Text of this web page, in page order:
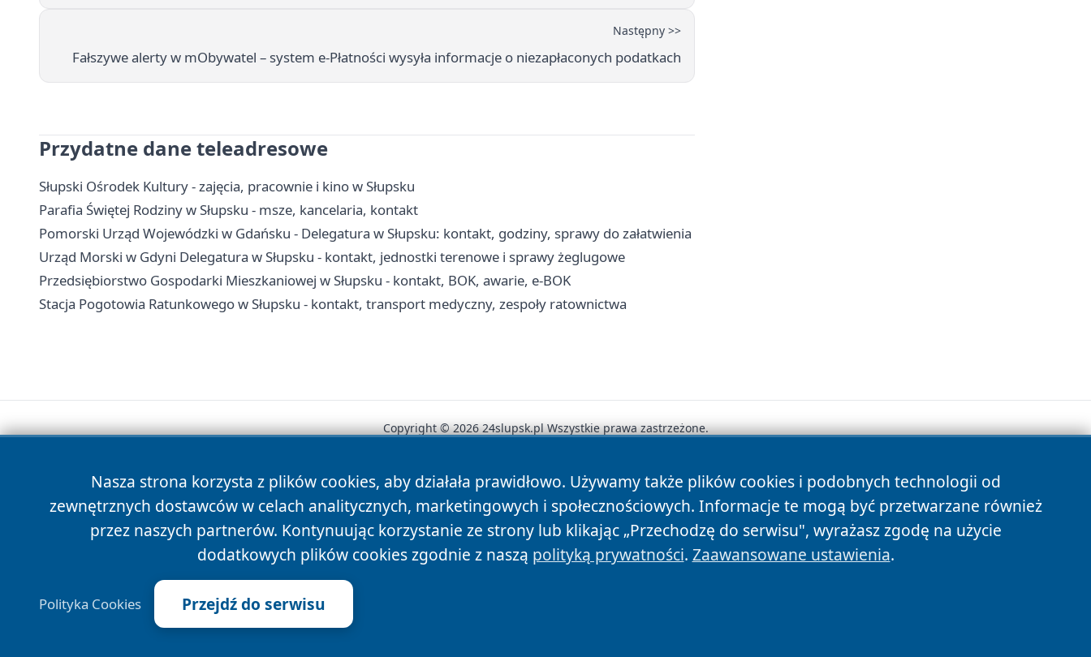
Następny >>
Fałszywe alerty w mObywatel – system e‑Płatności wysyła informacje o niezapłaconych podatkach
Przydatne dane teleadresowe
Słupski Ośrodek Kultury - zajęcia, pracownie i kino w Słupsku
Parafia Świętej Rodziny w Słupsku - msze, kancelaria, kontakt
Pomorski Urząd Wojewódzki w Gdańsku - Delegatura w Słupsku: kontakt, godziny, sprawy do załatwienia
Urząd Morski w Gdyni Delegatura w Słupsku - kontakt, jednostki terenowe i sprawy żeglugowe
Przedsiębiorstwo Gospodarki Mieszkaniowej w Słupsku - kontakt, BOK, awarie, e-BOK
Stacja Pogotowia Ratunkowego w Słupsku - kontakt, transport medyczny, zespoły ratownictwa
Nasza strona korzysta z plików cookies, aby działała prawidłowo. Używamy także plików cookies i podobnych technologii od
zewnętrznych dostawców w celach analitycznych, marketingowych i społecznościowych. Informacje te mogą być przetwarzane również
przez naszych partnerów. Kontynuując korzystanie ze strony lub klikając „Przechodzę do serwisu", wyrażasz zgodę na użycie
dodatkowych plików cookies zgodnie z naszą polityką prywatności. Zaawansowane ustawienia.
Polityka Cookies Przejdź do serwisu
Copyright © 2026 24slupsk.pl Wszystkie prawa zastrzeżone.
News Autorzy Polityka Prywatności Polityka Cookies